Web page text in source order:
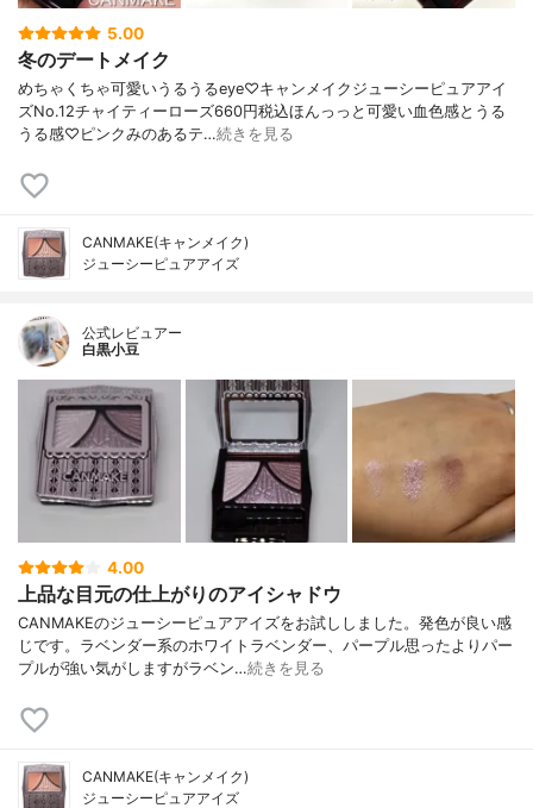
5.00
冬のデートメイク
めちゃくちゃ可愛いうるうるeye♡キャンメイクジューシーピュアアイ
ズNo.12チャイティーローズ660円税込ほんっっと可愛い血色感とうる
うる感♡ピンクみのあるテ…続きを見る
CANMAKE(キャンメイク)
ジューシーピュアアイズ
公式レビュアー
白黒小豆
4.00
上品な目元の仕上がりのアイシャドウ
CANMAKEのジューシーピュアアイズをお試ししました。発色が良い感
じです。ラベンダー系のホワイトラベンダー、パープル思ったよりパー
プルが強い気がしますがラベン…続きを見る
CANMAKE(キャンメイク)
ジューシーピュアアイズ